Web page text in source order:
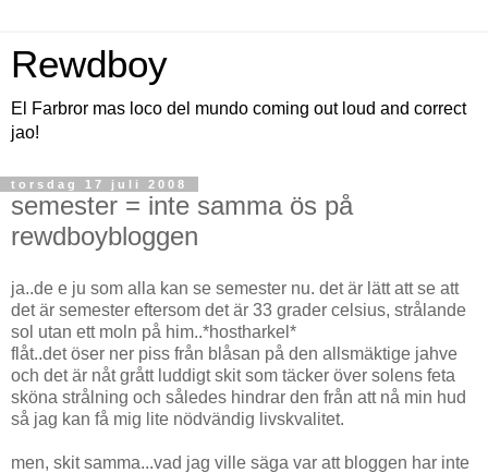
Rewdboy
El Farbror mas loco del mundo coming out loud and correct
jao!
torsdag 17 juli 2008
semester = inte samma ös på
rewdboybloggen
ja..de e ju som alla kan se semester nu. det är lätt att se att
det är semester eftersom det är 33 grader celsius, strålande
sol utan ett moln på him..*hostharkel*
flåt..det öser ner piss från blåsan på den allsmäktige jahve
och det är nåt grått luddigt skit som täcker över solens feta
sköna strålning och således hindrar den från att nå min hud
så jag kan få mig lite nödvändig livskvalitet.
men, skit samma...vad jag ville säga var att bloggen har inte